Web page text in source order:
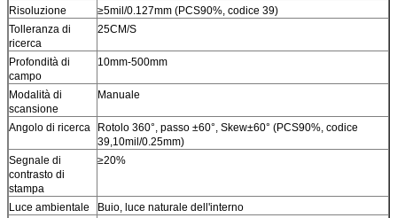
Risoluzione
≥5mil/0.127mm (PCS90%, codice 39)
Tolleranza di
ricerca
25CM/S
Profondità di
campo
10mm-500mm
Modalità di
scansione
Manuale
Angolo di ricerca
Rotolo 360°, passo ±60°, Skew±60° (PCS90%, codice
39,10mil/0.25mm)
Segnale di
contrasto di
stampa
≥20%
Luce ambientale
Buio, luce naturale dell'interno